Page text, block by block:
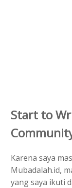
Start to
Karena saya
Mubadalah.id,
yang saya ikuti